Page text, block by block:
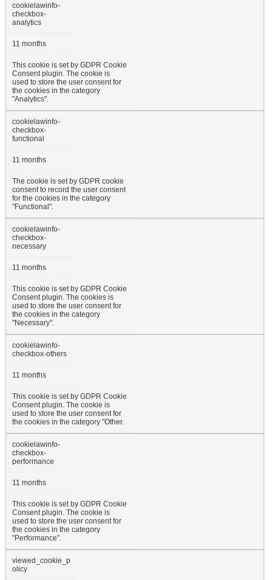
cookielawinfo-
checkbox-
analytics
11 months
This cookie is set by GDPR Cookie
Consent plugin. The cookie is
used to store the user consent for
the cookies in the category
"Analytics".
cookielawinfo-
checkbox-
functional
11 months
The cookie is set by GDPR cookie
consent to record the user consent
for the cookies in the category
"Functional".
cookielawinfo-
checkbox-
necessary
11 months
This cookie is set by GDPR Cookie
Consent plugin. The cookies is
used to store the user consent for
the cookies in the category
"Necessary".
cookielawinfo-
checkbox-others
11 months
This cookie is set by GDPR Cookie
Consent plugin. The cookie is
used to store the user consent for
the cookies in the category "Other.
cookielawinfo-
checkbox-
performance
11 months
This cookie is set by GDPR Cookie
Consent plugin. The cookie is
used to store the user consent for
the cookies in the category
"Performance".
viewed_cookie_p
olicy